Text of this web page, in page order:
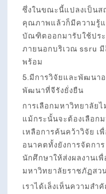
ซึ่งในขณะนี้แปลงเป็น
คุณภาพแล้วก็มีความรู้แ
บัณฑิตออกมารับใช้ปร
ภายนอกบริเวณ ssru
พร้อม
5.มีการวิจัยและพัฒนาอ
พัฒนาที่จีรังยั่งยืน
การเลือกมหาวิทยาลัย
แม้กระนั้นจะต้องเลือก
เหลือการค้นคว้าวิจัย เ
อนาคตทั้งยังการจัดกา
นักศึกษาให้ส่งผลงานเ
มหาวิทยาลัยราชภัฏสว
เราได้เล็งเห็นความส